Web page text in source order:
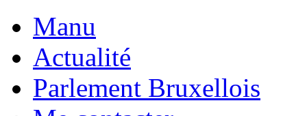
Manu
Actualité
Parlement Bruxellois